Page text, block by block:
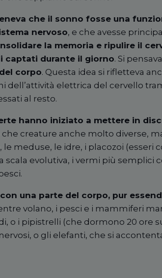
che il sonno fosse una
nervoso, e che avesse
la memoria e ripulire il
captati durante il giorno. Si
corpo. Questa idea si rifletteva
dell ’attività elettrica del cervello
al resto.
hanno iniziato a mettere in
creature anche molto diverse,
meduse, le idre, i placozoi (esseri
evolutiva, i vermi più semplici
una parte del corpo, pur
volano, i pesci e i mammiferi
o i pipistrelli (che dormono 20 ore
o gli elefanti, che si